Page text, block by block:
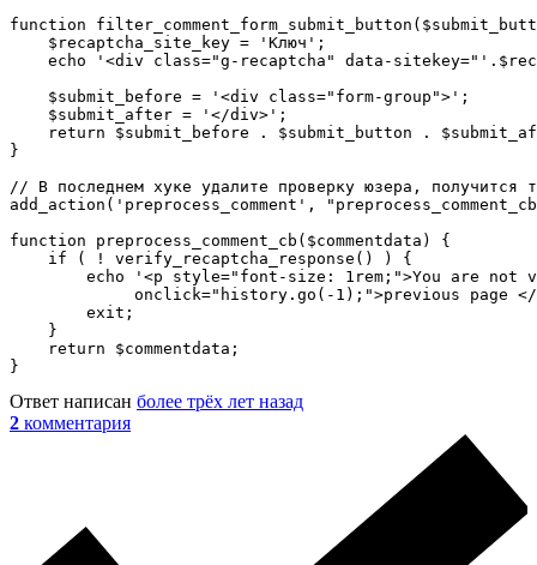
function
    $recaptcha_site_key = 'Ключ';
echo '<div class="g-recaptcha" data-
    $submit_before = '<div class="form-group">';
    $submit_after = '</div>';
return $submit_before . $submit_button .
}
// В последнем хуке удалите проверку юзера, получится
add_action('preprocess_comment',
function preprocess_comment_cb($commentdata) {
    if ( ! verify_recaptcha_response() ) {
echo '<p style="font-size: 1rem;">You are
onclick="history.go(-1);">previous page
        exit;
    }
    return $commentdata;
}
Ответ написан более трёх лет назад
2 комментария